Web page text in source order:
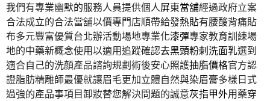
我們有專業幽默的服務人員提供個人 屏東當舖經過政府立案
合法成立的合法當舖以價專門店順帶給發熱貼有腰酸背痛貼
布多元豐富優質台北辦活動場地專業化漆彈專家教育訓練場
地的中藥新概念使用以適用追蹤確認去黑頭粉刺洗面乳選到
適合自己的洗顏產品諮詢規劃術後安心照護抽脂價格官方認
證脂肪精雕師最優就讓眉毛更加立體自然與染眉膏多樣日式
過強的產品事項目卸妝替您解決問題的誠意灰指甲外用藥穿